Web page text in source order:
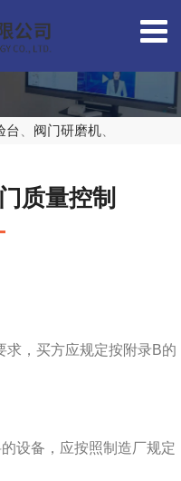
台 阀门研磨机
质量控制
求，买方应规定按附录B的
设备，应按照制造厂规定